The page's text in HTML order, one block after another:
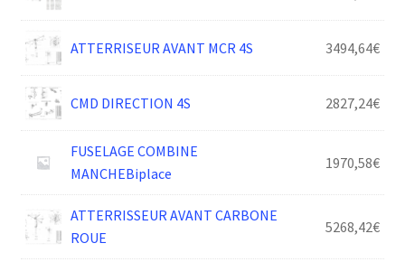
ATTERRISEUR AVANT MCR 4S 3494,64€
CMD DIRECTION 4S 2827,24€
FUSELAGE COMBINE
MANCHEBiplace
1970,58€
ATTERRISSEUR AVANT CARBONE
ROUE
5268,42€